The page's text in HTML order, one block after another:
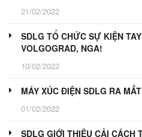
21/02/2022
SDLG TỔ CHỨC SỰ KIỆN
VOLGOGRAD, NGA!
10/02/2022
MÁY XÚC ĐIỆN SDLG RA
01/02/2022
SDLG GIỚI THIỆU CẢI CÁCH